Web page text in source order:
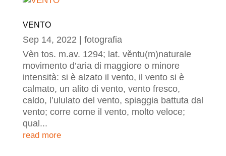
VENTO
Sep 14, 2022
fotografia
Vèn tos. m.av. 1294; lat. vĕntu(m)naturale
movimento d’aria di maggiore o minore
intensità: si è alzato il vento, il vento si è
calmato, un alito di vento, vento fresco,
caldo, l’ululato del vento, spiaggia battuta dal
vento; corre come il vento, molto veloce;
qual...
read more